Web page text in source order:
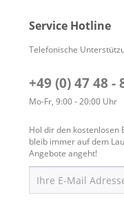
Service Hotline
Telefonische
+49 (0) 47 48 -
Mo-Fr, 9:00 - 20:00 Uhr
Hol dir den kostenlosen
bleib immer auf dem
Angebote angeht!